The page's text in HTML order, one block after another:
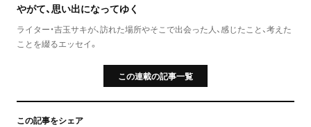
やがて、思い出になってゆく
ライター・吉玉サキが、訪れた場所やそこで出会った人、感じたこと、考えた
ことを綴るエッセイ。
この連載の記事一覧
この記事をシェア